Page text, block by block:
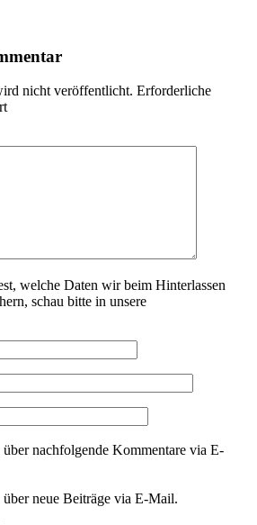
nicht veröffentlicht. Erforderliche
welche Daten wir beim Hinterlassen
schau bitte in unsere
nachfolgende Kommentare via E-
neue Beiträge via E-Mail.